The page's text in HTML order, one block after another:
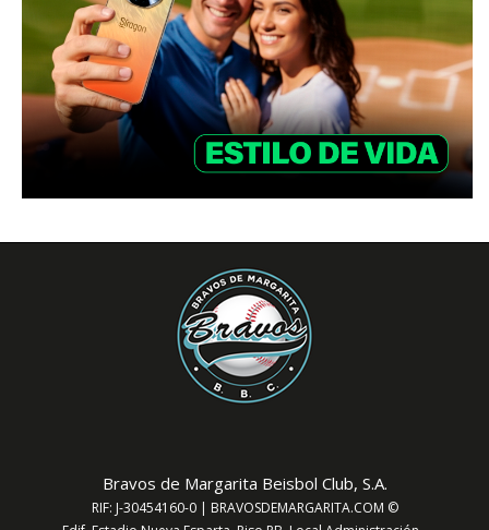
Bravos de Margarita Beisbol Club, S.A.
RIF: J-30454160-0 | BRAVOSDEMARGARITA.COM ©